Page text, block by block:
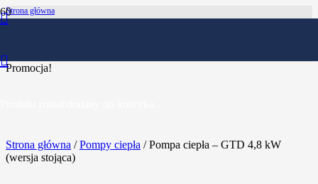
Strona główna
Pompa ciepła – GTD 4,8 kW (wersja stojąca)
Promocja!
Strona główna /Pompy ciepła / Pompa ciepła – GTD 4,8 kW
(wersja stojąca)